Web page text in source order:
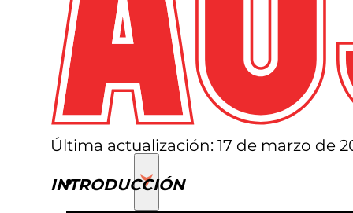
JUGAR
Última actualización: 17 de marzo de
INTRODUCCIÓN